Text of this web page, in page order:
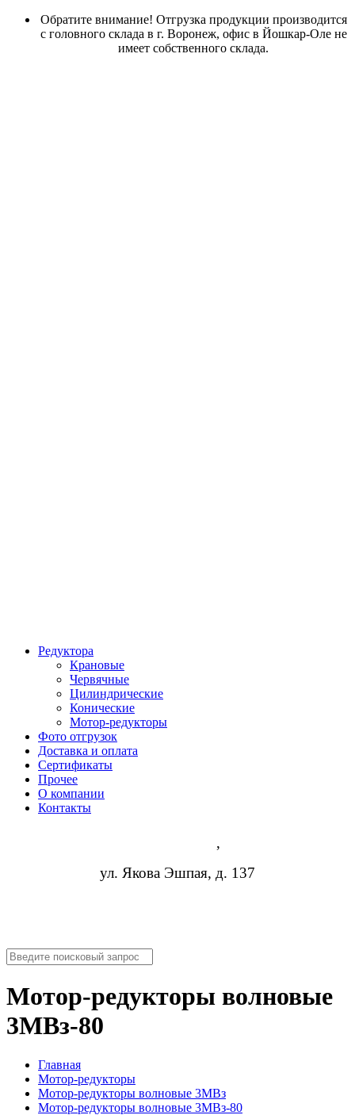
Обратите внимание! Отгрузка продукции производится
с головного склада в г. Воронеж, офис в Йошкар-Оле не
имеет собственного склада.
Редуктора
Крановые
Червячные
Цилиндрические
Конические
Мотор-редукторы
Фото отгрузок
Доставка и оплата
Сертификаты
Прочее
О компании
Контакты
,
ул. Якова Эшпая, д. 137
Мотор-редукторы волновые
3МВз-80
Главная
Мотор-редукторы
Мотор-редукторы волновые 3МВз
Мотор-редукторы волновые 3МВз-80